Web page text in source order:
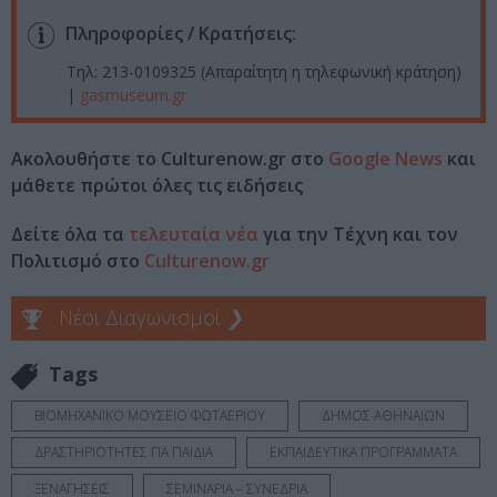
Πληροφορίες / Κρατήσεις:
Τηλ: 213-0109325 (Απαραίτητη η τηλεφωνική κράτηση)
| gasmuseum.gr
Ακολουθήστε το Culturenow.gr στο Google News και
μάθετε πρώτοι όλες τις ειδήσεις
Δείτε όλα τα τελευταία νέα για την Τέχνη και τον
Πολιτισμό στο Culturenow.gr
Νέοι Διαγωνισμοί ❯
Tags
ΒΙΟΜΗΧΑΝΙΚΟ ΜΟΥΣΕΙΟ ΦΩΤΑΕΡΙΟΥ
ΔΗΜΟΣ ΑΘΗΝΑΙΩΝ
ΔΡΑΣΤΗΡΙΟΤΗΤΕΣ ΓΙΑ ΠΑΙΔΙΑ
ΕΚΠΑΙΔΕΥΤΙΚΑ ΠΡΟΓΡΑΜΜΑΤΑ
ΞΕΝΑΓΗΣΕΙΣ
ΣΕΜΙΝΑΡΙΑ – ΣΥΝΕΔΡΙΑ